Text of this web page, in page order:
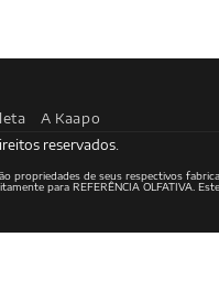
A Kaapo
reservados.
propriedades de seus respectivos
para REFERÊNCIA OLFATIVA.